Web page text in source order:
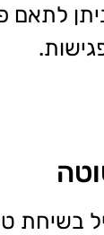
לתאם
בשיחת